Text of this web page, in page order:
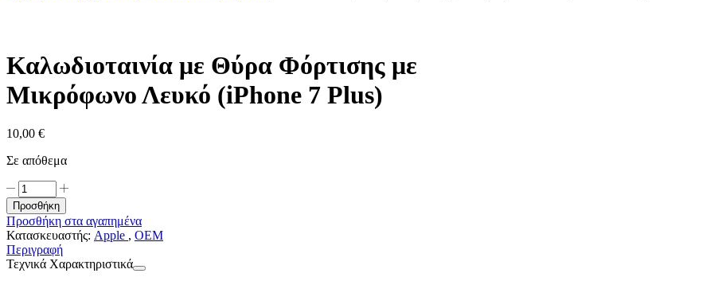
Καλωδιοταινία με Θύρα Φόρτισης με
Μικρόφωνο Λευκό (iPhone 7 Plus)
10,00 €
Σε απόθεμα
Καλωδιοταινία
με
Θύρα
Φόρτισης
με
Μικρόφωνο
Λευκό
Προσθήκη
Προσθήκη στα αγαπημένα
Κατασκευαστής: Apple , OEM
Περιγραφή
Τεχνικά Χαρακτηριστικά